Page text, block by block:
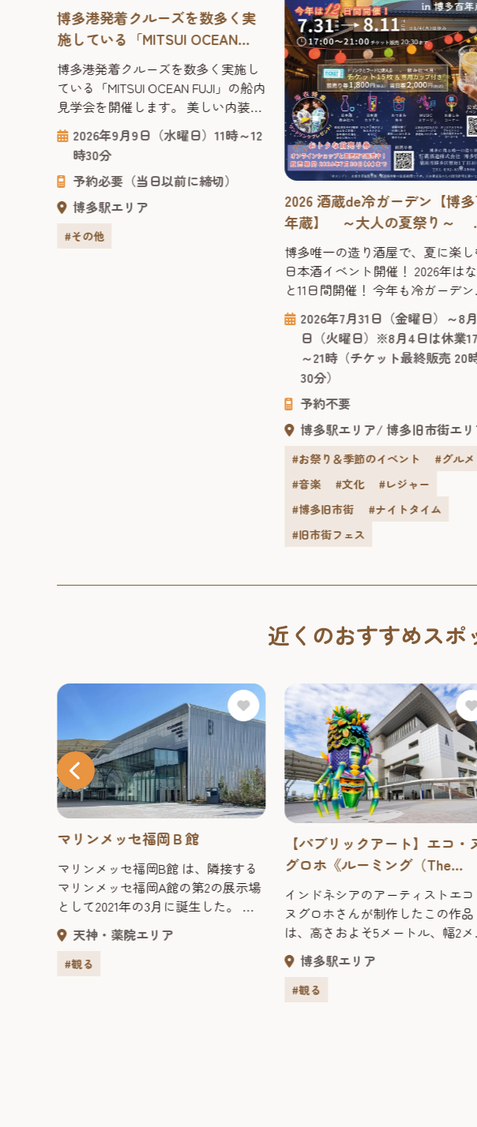
博多港発着クルーズを数多く実
施している「MITSUI OCEAN
FUJI」の船内見学会を開催しま
す！
博多港発着クルーズを数多く実施し
ている「MITSUI OCEAN FUJI」の船内
見学会を開催します。 美しい内装や
ゆったりとした共有スペースなど、
普段はなかなか立ち入ることのでき
ない船内を見学しながら、海の上で
過ごす優雅な旅の雰囲気やクルーズ
船ならではの魅力を間近で体感でき
る貴重な機会です。 申込1回につ
き、2名まで申し込みできますので、
2026年9月9日（水曜日）11時～12
時30分
予約必要（当日以前に締切）
博多駅エリア
#その他
2026 酒蔵de冷ガーデン【博
年蔵】 ～大人の夏祭り～
多唯一の造り酒屋で、夏に楽
む日本酒イベント！
博多唯一の造り酒屋で、夏に楽
日本酒イベント開催！ 2026年は
と11日間開催！ 今年も冷ガーデン
開催が決定！「夏でも日本酒を楽し
んで欲しい！」と始めたこの大
夏祭りも今年で10回目。2026年は
んと11日間にわたって博多唯一の
り酒屋「博多百年蔵」を会場に、夏
季限定イベント「酒蔵de冷ガーデ
～大人の夏祭り～」が開催されま
す。 7月31日～8月11日の11日間限
の、地酒・夏...
2026年7月31日（金曜日）～8
日（火曜日）※8月4日は休業
～21時（チケット最終販売 20
30分）
予約不要
博多駅エリア
博多旧市街エ
#お祭り＆季節のイベント
#グルメ
#音楽
#文化
#レジャー
#博多旧市街
#ナイトタイム
#旧市街フェス
近くのおすすめスポ
マリンメッセ福岡Ｂ館
マリンメッセ福岡B館 は、隣接する
マリンメッセ福岡A館の第2の展示場
として2021年の3月に誕生した。
5000㎡の無柱大空間を有する多目的
展示室は、最⼤6千⼈収容ができ多種
多様な催事に対応可能。
天神・薬院エリア
#観る
【パブリックアート】エコ・
グロホ《ルーミング（The
Blooming）》
インドネシアのアーティストエコ
ヌグロホさんが制作したこの作品
は、高さおよそ5メートル、幅2メ
トルほどです。 上部は博多湾の豊
な自然を、下部は活気のある都市活
動を表しています。カラフルでエネ
博多駅エリア
#観る